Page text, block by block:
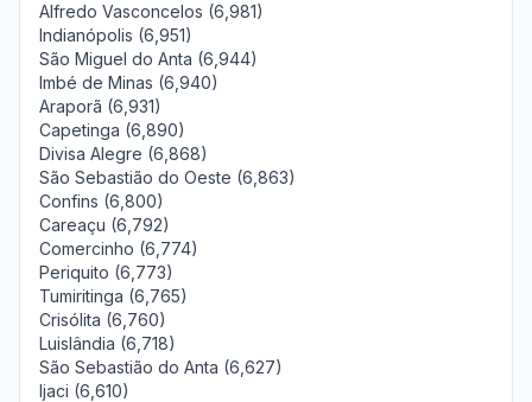
Alfredo Vasconcelos (6,981)
Indianópolis (6,951)
São Miguel do Anta (6,944)
Imbé de Minas (6,940)
Araporã (6,931)
Capetinga (6,890)
Divisa Alegre (6,868)
São Sebastião do Oeste (6,863)
Confins (6,800)
Careaçu (6,792)
Comercinho (6,774)
Periquito (6,773)
Tumiritinga (6,765)
Crisólita (6,760)
Luislândia (6,718)
São Sebastião do Anta (6,627)
Ijaci (6,610)